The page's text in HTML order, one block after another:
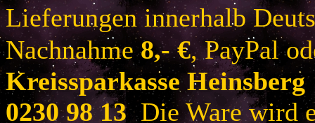
Lieferungen innerhalb
Nachnahme 8,- €, PayPal
Kreissparkasse
0230 98 13Die Ware wird